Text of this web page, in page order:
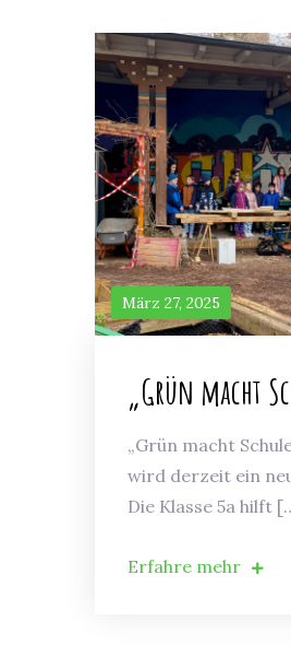
März 27, 2025
„Grün macht
„Grün macht
wird derzeit ein
Die Klasse 5a hilft
Erfahre mehr